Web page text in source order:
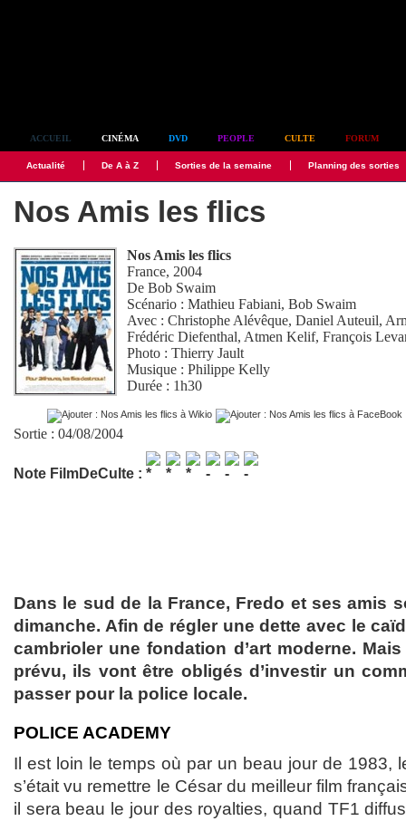
ACCUEIL CINÉMA DVD PEOPLE CULTE FORUM
Actualité De A à Z Sorties de la semaine Planning des sorties
Nos Amis les flics
Nos Amis les flics
France, 2004
DeBob Swaim
Scénario :Mathieu Fabiani,Bob Swaim
Avec :Christophe Alévêque,Daniel Auteuil,
Frédéric Diefenthal, Atmen Kelif,François
Photo :Thierry Jault
Musique :Philippe Kelly
Durée : 1h30
Sortie : 04/08/2004
Note FilmDeCulte :
Dans le sud de la France, Fredo et ses amis
dimanche. Afin de régler une dette avec le
cambrioler une fondation d’art moderne.
prévu, ils vont être obligés d’investir un
passer pour la police locale.
POLICE ACADEMY
Il est loin le temps où par un beau jour de 1983,
s’était vu remettre le César du meilleur film
il sera beau le jour des royalties, quand TF1